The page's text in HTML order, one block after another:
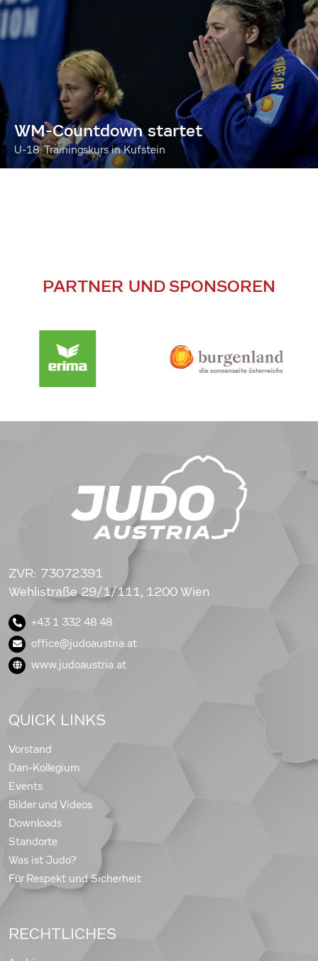
WM-Countdown startet
U-18: Trainingskurs in Kufstein
PARTNER UND SPONSOREN
ZVR: 73072391
Wehlistraße 29/1/111, 1200 Wien
+43 1 332 48 48
office@judoaustria.at
www.judoaustria.at
QUICK LINKS
Vorstand
Dan-Kollegium
Events
Bilder und Videos
Downloads
Standorte
Was ist Judo?
Für Respekt und Sicherheit
RECHTLICHES